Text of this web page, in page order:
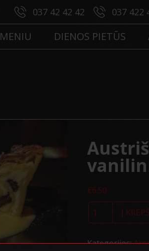
037 42 42 42 037 422
MENIU DIENOS PIETŪS
€6.50
produkto
kiekis:
Austriškas
varškės
su
vaniliniu
Į
Kategorijos: